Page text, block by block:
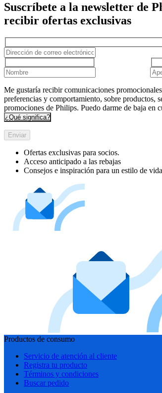
Suscríbete a la newsletter de
recibir ofertas exclusivas
Me gustaría recibir comunicaciones
preferencias y comportamiento, sobre productos,
promociones de Philips. Puedo darme de baja en
¿Qué significa?
Enviar
Ofertas exclusivas para socios.
Acceso anticipado a las rebajas
Consejos e inspiración para un estilo de
Productos de consumo
Servicio de atención al cliente
Registra tu producto
Términos y condiciones
Buscar pedido